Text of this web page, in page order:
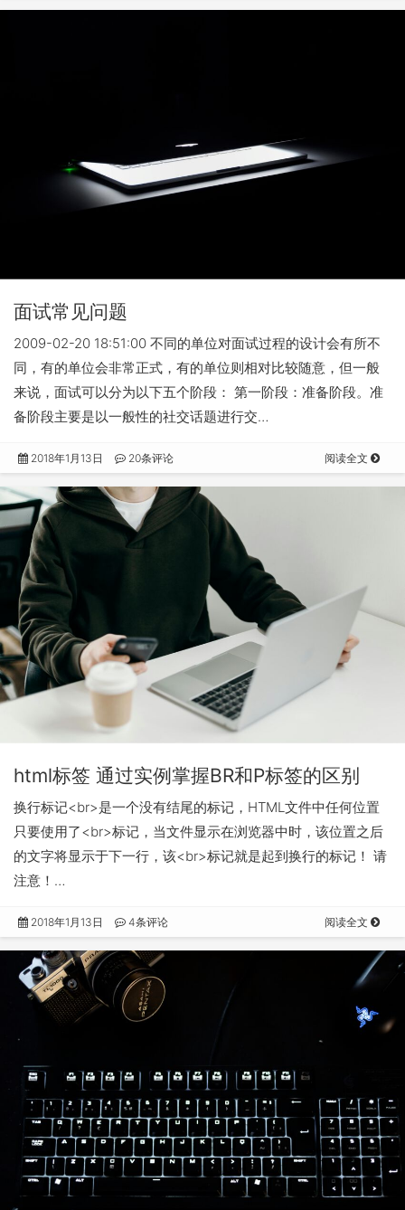
面试常见问题
2009-02-20 18:51:00 不同的单位对面试过程的设计会有所不
同，有的单位会非常正式，有的单位则相对比较随意，但一般
来说，面试可以分为以下五个阶段： 第一阶段：准备阶段。准
备阶段主要是以一般性的社交话题进行交…
2018年1月13日 20条评论 阅读全文
html标签 通过实例掌握BR和P标签的区别
换行标记<br>是一个没有结尾的标记，HTML文件中任何位置
只要使用了<br>标记，当文件显示在浏览器中时，该位置之后
的文字将显示于下一行，该<br>标记就是起到换行的标记！ 请
注意！…
2018年1月13日 4条评论 阅读全文